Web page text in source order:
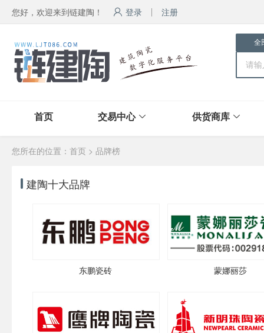
您好，欢迎来到链建陶！ 登录 注册
全
首页 交易中心 供货商库
您所在的位置： 首页 > 品牌榜
建陶十大品牌
东鹏瓷砖 蒙娜丽莎